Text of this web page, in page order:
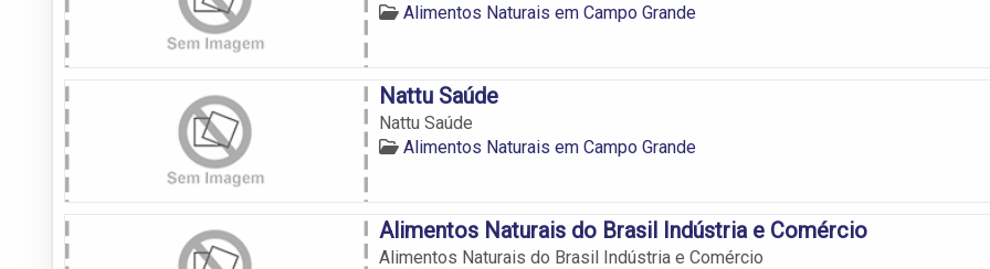
Alimentos Naturais em Campo Grande
Nattu Saúde
Nattu Saúde
Alimentos Naturais em Campo Grande
Alimentos Naturais do Brasil Indústria e Comércio
Alimentos Naturais do Brasil Indústria e Comércio